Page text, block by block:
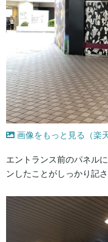
画像をもっと見る（楽天
エントランス前のパネル
ンしたことがしっかり記